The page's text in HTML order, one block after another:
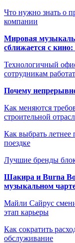
Что нужно знать о
компании
Мировая
сближается с
Технологичный
сотрудникам
Почему
Как меняются
строительной
Как выбрать
поездке
Лучшие бренды
Шакира и Burna
музыкальном
Майли Сайрус
этап карьеры
Как сократить
обслуживание